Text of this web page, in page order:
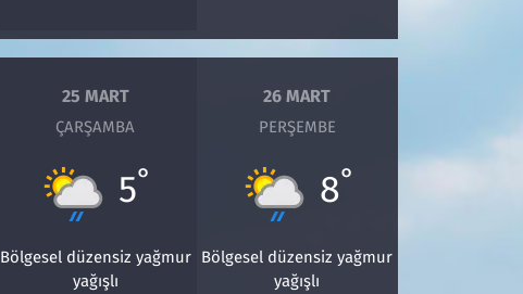
25 MART
ÇARŞAMBA
5°
Bölgesel düzensiz yağmur
yağışlı
26 MART
PERŞEMBE
8°
Bölgesel düzensiz yağmur
yağışlı